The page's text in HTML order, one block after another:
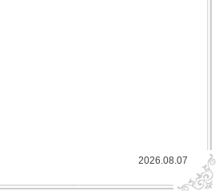
2026.08.07